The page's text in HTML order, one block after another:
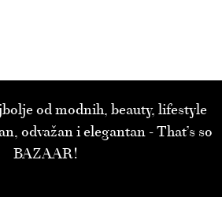
od modnih, beauty, lifestyle
odvažan i elegantan - That’s so
BAZAAR!